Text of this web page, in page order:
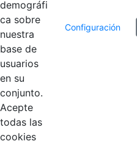
demográfi
ca sobre
nuestra
base de
usuarios
en su
conjunto.
Acepte
todas las
cookies
Configuración